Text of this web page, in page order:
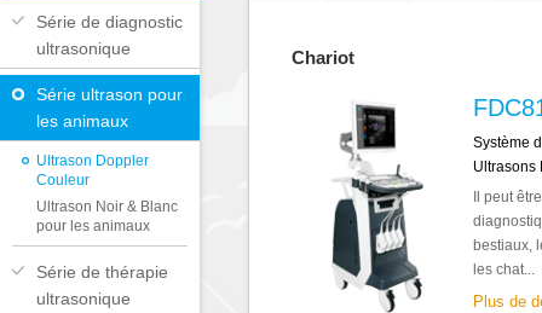
Série de diagnostic
ultrasonique
Série ultrason pour
les animaux
Ultrason Doppler
Couleur
Ultrason Noir & Blanc
pour les animaux
Série de thérapie
ultrasonique
Chariot
Système
Ultrasons
Il peut
bestiaux,
les chat...
Plus de